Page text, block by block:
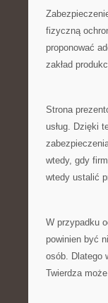
fizyczną
proponować
zakład
Strona
usług. Dzięki
wtedy, gdy
wtedy ustalić
W przypadku
powinien być
osób. Dlatego
Twierdza